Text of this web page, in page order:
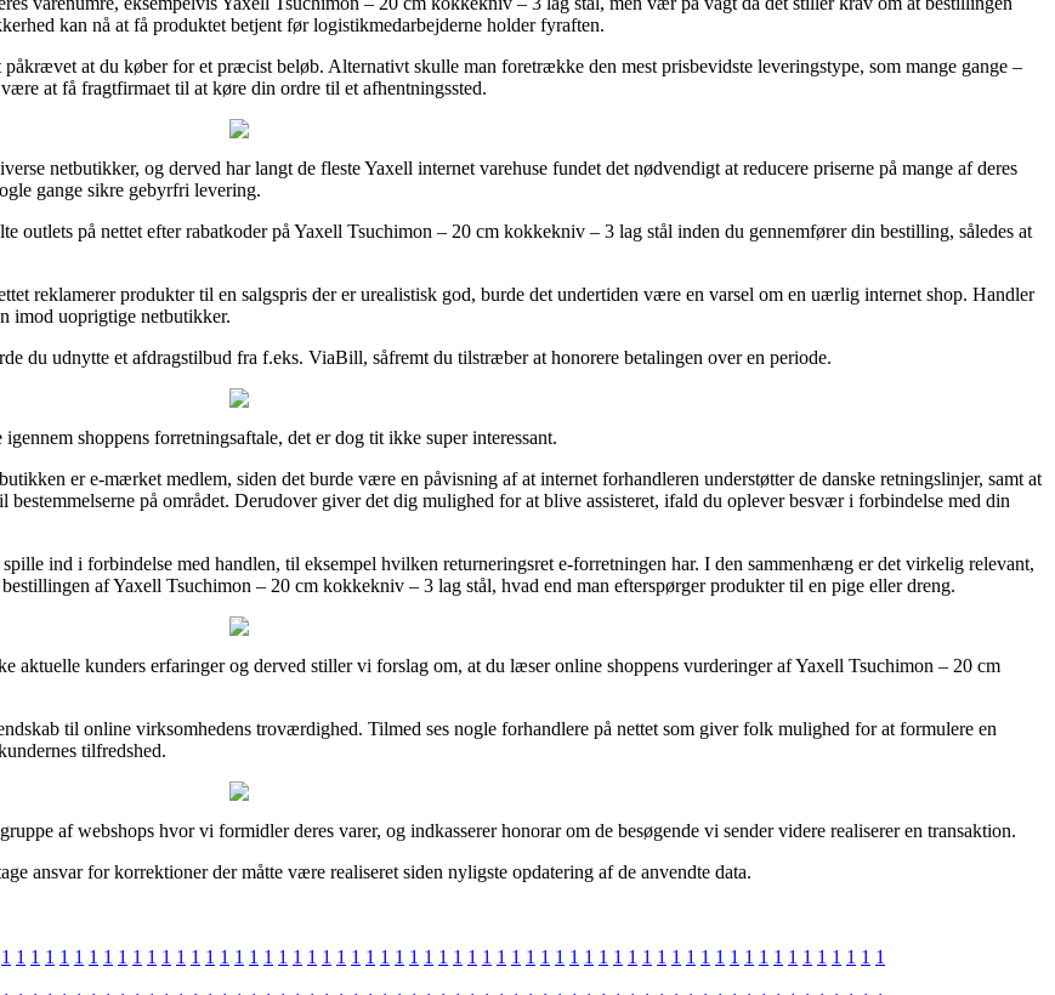
kan nå at få produktet betjent før logistikmedarbejderne holder fyraften.
at du køber for et præcist beløb. Alternativt skulle man foretrække den mest prisbevidste leveringstype, som mange gange –
at få fragtfirmaet til at køre din ordre til et afhentningssted.
netbutikker, og derved har langt de fleste Yaxell internet varehuse fundet det nødvendigt at reducere priserne på mange af deres
gange sikre gebyrfri levering.
outlets på nettet efter rabatkoder på Yaxell Tsuchimon – 20 cm kokkekniv – 3 lag stål inden du gennemfører din bestilling, således at
reklamerer produkter til en salgspris der er urealistisk god, burde det undertiden være en varsel om en uærlig internet shop. Handler
imod uoprigtige netbutikker.
du udnytte et afdragstilbud fra f.eks. ViaBill, såfremt du tilstræber at honorere betalingen over en periode.
shoppens forretningsaftale, det er dog tit ikke super interessant.
er e-mærket medlem, siden det burde være en påvisning af at internet forhandleren understøtter de danske retningslinjer, samt at
på området. Derudover giver det dig mulighed for at blive assisteret, ifald du oplever besvær i forbindelse med din
ind i forbindelse med handlen, til eksempel hvilken returneringsret e-forretningen har. I den sammenhæng er det virkelig relevant,
af Yaxell Tsuchimon – 20 cm kokkekniv – 3 lag stål, hvad end man efterspørger produkter til en pige eller dreng.
kunders erfaringer og derved stiller vi forslag om, at du læser online shoppens vurderinger af Yaxell Tsuchimon – 20 cm
til online virksomhedens troværdighed. Tilmed ses nogle forhandlere på nettet som giver folk mulighed for at formulere en
tilfredshed.
af webshops hvor vi formidler deres varer, og indkasserer honorar om de besøgende vi sender videre realiserer en transaktion.
ansvar for korrektioner der måtte være realiseret siden nyligste opdatering af de anvendte data.
1 1 1 1 1 1 1 1 1 1 1 1 1 1 1 1 1 1 1 1 1 1 1 1 1 1 1 1 1 1 1 1 1 1 1 1 1 1 1 1 1 1 1 1 1 1 1 1 1 1 1 1 1 1 1 1 1 1 1 1 1